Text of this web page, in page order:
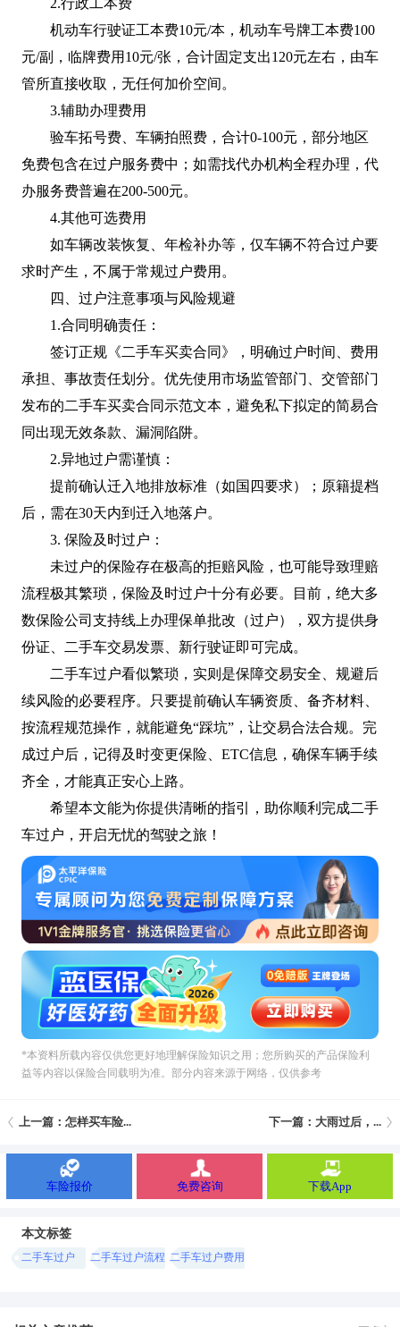
机动车行驶证工本费10元/本，机动车号牌工本费100
元/副，临牌费用10元/张，合计固定支出120元左右，由车
管所直接收取，无任何加价空间。
3.辅助办理费用
验车拓号费、车辆拍照费，合计0-100元，部分地区
免费包含在过户服务费中；如需找代办机构全程办理，代
办服务费普遍在200-500元。
4.其他可选费用
如车辆改装恢复、年检补办等，仅车辆不符合过户要
求时产生，不属于常规过户费用。
四、过户注意事项与风险规避
1.合同明确责任：
签订正规《二手车买卖合同》，明确过户时间、费用
承担、事故责任划分。优先使用市场监管部门、交管部门
发布的二手车买卖合同示范文本，避免私下拟定的简易合
同出现无效条款、漏洞陷阱。
2.异地过户需谨慎：
提前确认迁入地排放标准（如国四要求）；原籍提档
后，需在30天内到迁入地落户。
3. 保险及时过户：
未过户的保险存在极高的拒赔风险，也可能导致理赔
流程极其繁琐，保险及时过户十分有必要。目前，绝大多
数保险公司支持线上办理保单批改（过户），双方提供身
份证、二手车交易发票、新行驶证即可完成。
二手车过户看似繁琐，实则是保障交易安全、规避后
续风险的必要程序。只要提前确认车辆资质、备齐材料、
按流程规范操作，就能避免“踩坑”，让交易合法合规。完
成过户后，记得及时变更保险、ETC信息，确保车辆手续
齐全，才能真正安心上路。
希望本文能为你提供清晰的指引，助你顺利完成二手
车过户，开启无忧的驾驶之旅！
*本资料所载內容仅供您更好地理解保险知识之用；您所购买的产品保险利
益等内容以保险合同载明为准。部分内容来源于网络，仅供参考
上一篇：怎样买车险... 下一篇：大雨过后，...
车险报价 免费咨询 下载App
本文标签
二手车过户 二手车过户流程 二手车过户费用